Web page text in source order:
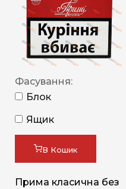
Фасування:
Блок
Ящик
В Кошик
Прима класична без